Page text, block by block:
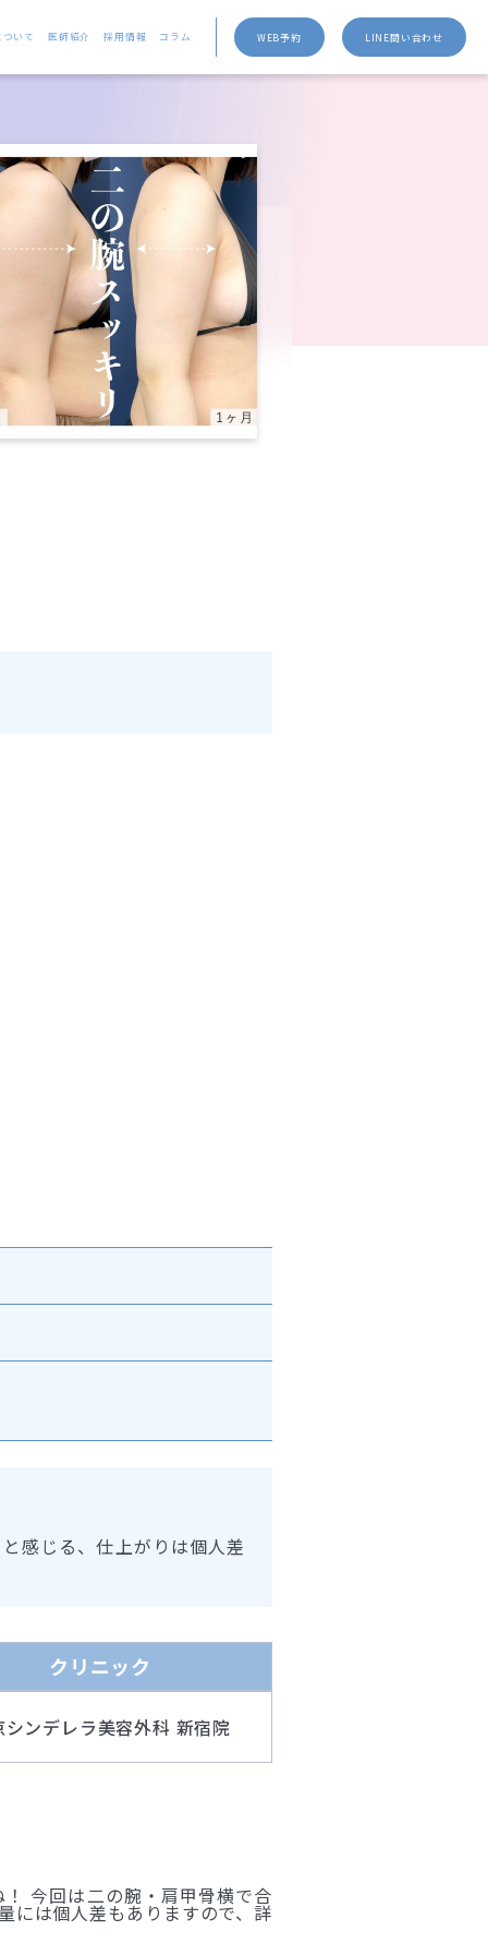
いて 医師紹介 採用情報 コラム WEB予約 LINE問い合わせ
感じる、仕上がりは個人差
クリニック
シンデレラ美容外科 新宿院
今回は二の腕・肩甲骨横で合
は個人差もありますので、詳